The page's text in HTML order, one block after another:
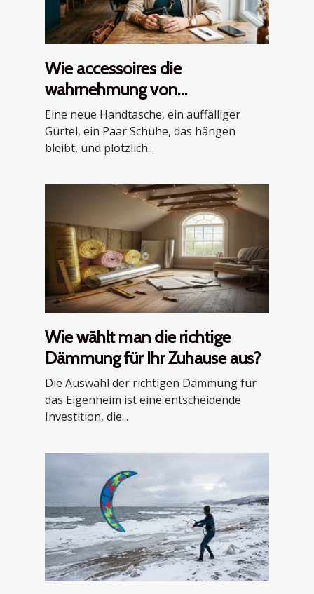
Wie accessoires die
wahrnehmung von
persönlichem stil verändern
Eine neue Handtasche, ein auffälliger
Gürtel, ein Paar Schuhe, das hängen
bleibt, und plötzlich...
Wie wählt man die richtige
Dämmung für Ihr Zuhause aus?
Die Auswahl der richtigen Dämmung für
das Eigenheim ist eine entscheidende
Investition, die...